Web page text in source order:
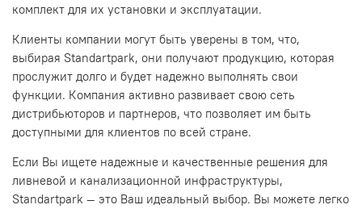
комплект для их установки и эксплуатации.
Клиенты компании могут быть уверены в том, что,
выбирая Standartpark, они получают продукцию, которая
прослужит долго и будет надежно выполнять свои
функции. Компания активно развивает свою сеть
дистрибьюторов и партнеров, что позволяет им быть
доступными для клиентов по всей стране.
Если Вы ищете надежные и качественные решения для
ливневой и канализационной инфраструктуры,
Standartpark — это Ваш идеальный выбор. Вы можете легко